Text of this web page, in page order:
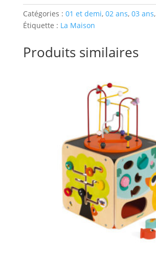
feutre
Catégories : 01 et demi, 02 ans, 03 ans,
Étiquette : La Maison
Produits similaires